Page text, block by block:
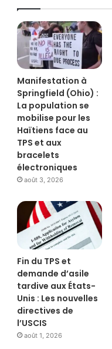
Manifestation à
Springfield (Ohio) :
La population se
mobilise pour les
Haïtiens face au
TPS et aux
bracelets
électroniques
août 3, 2026
Fin du TPS et
demande d’asile
tardive aux États-
Unis : Les nouvelles
directives de
l’USCIS
août 1, 2026